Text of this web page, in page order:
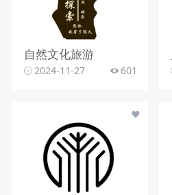
自然文化旅游
2024-11-27 601